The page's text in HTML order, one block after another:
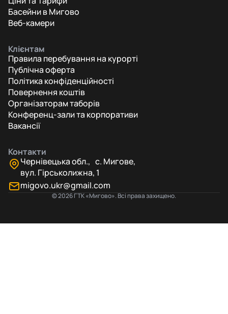
Басейни в Мигово
Веб-камери
Клієнтам
Правила перебування на курорті
Публічна оферта
Політика конфіденційності
Повернення коштів
Організаторам таборів
Конференц-зали та корпоративи
Вакансії
Контакти
Чернівецька обл., с. Мигове,
вул. Гірськолижна, 1
migovo.ukr@gmail.com
© 2026 ГТК «Мигово». Всі права захищено.